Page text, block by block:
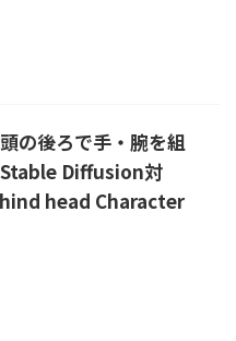
頭の後ろで手・腕を組
Diffusion対
head Character